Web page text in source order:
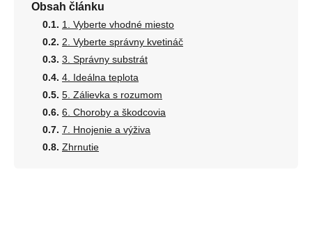
Obsah článku
1. Vyberte vhodné miesto
2. Vyberte správny kvetináč
3. Správny substrát
4. Ideálna teplota
5. Zálievka s rozumom
6. Choroby a škodcovia
7. Hnojenie a výživa
Zhrnutie